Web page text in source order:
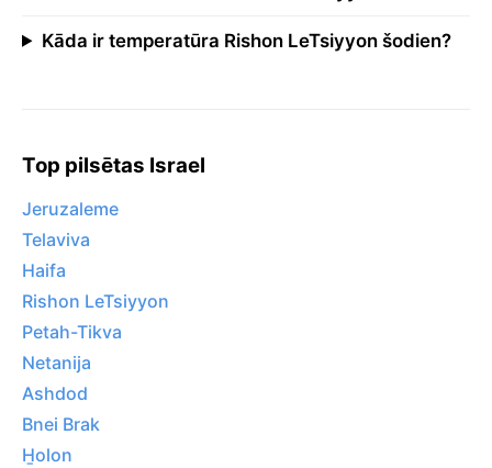
Kāda ir temperatūra Rishon LeTsiyyon šodien?
Top pilsētas Israel
Jeruzaleme
Telaviva
Haifa
Rishon LeTsiyyon
Petah-Tikva
Netanija
Ashdod
Bnei Brak
H̱olon